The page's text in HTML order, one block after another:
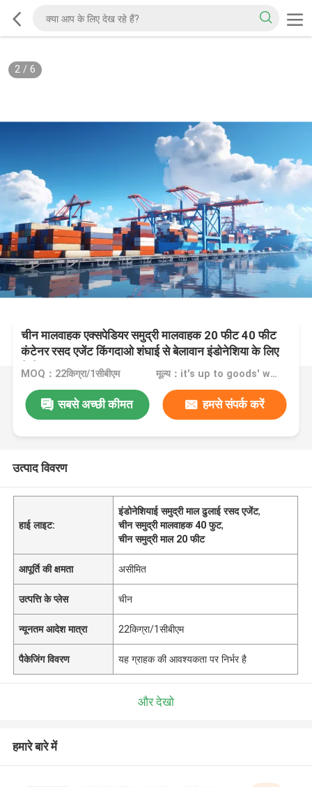
2/ 6
चीन मालवाहक एक्सपेडियर समुद्री मालवाहक 20 फीट 40 फीट
कंटेनर रसद एजेंट किंगदाओ शंघाई से बेलावान इंडोनेशिया के लिए
शिपिंग
MOQ：22किग्रा/1सीबीएम मूल्य：it's up to goods' weight
सबसे अच्छी कीमत हमसे संपर्क करें
उत्पाद विवरण
हाई लाइट:
इंडोनेशियाई समुद्री माल ढुलाई रसद एजेंट,
चीन समुद्री मालवाहक 40 फुट,
चीन समुद्री माल 20 फीट
आपूर्ति की क्षमता असीमित
उत्पत्ति के प्लेस चीन
न्यूनतम आदेश मात्रा 22किग्रा/1सीबीएम
पैकेजिंग विवरण यह ग्राहक की आवश्यकता पर निर्भर है
और देखो
हमारे बारे में